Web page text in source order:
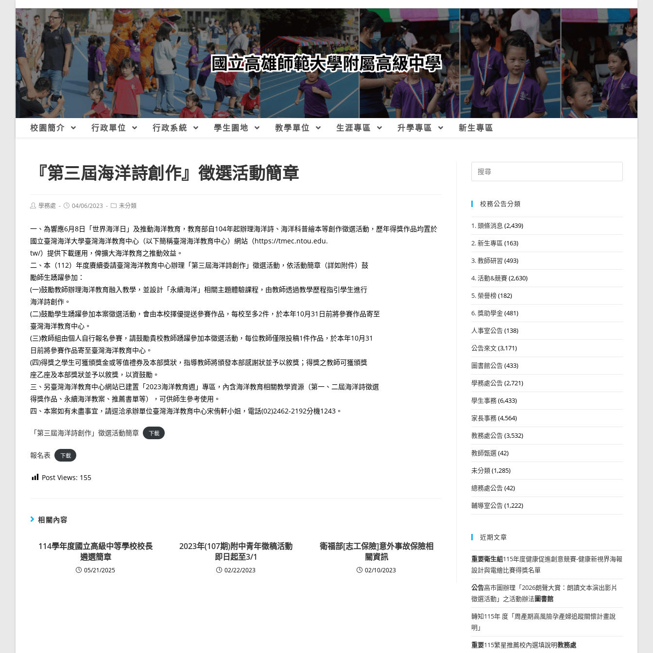
校園簡介 行政單位 行政系統 學生園地 教學單位 生涯專區 升學專區 新生專區
『第三屆海洋詩創作』徵選活動簡章
Post學務處
Post04/06/2023
Post未分類
一、為響應6月8日「世界海洋日」及推動海洋教育，教育部自104年起辦理海洋詩、海洋科普繪本等創作徵選活動，歷年得獎作品均置於
國立臺灣海洋大學臺灣海洋教育中心（以下簡稱臺灣海洋教育中心）網站（https://tmec.ntou.edu.
tw/）提供下載運用，俾擴大海洋教育之推動效益。
二、本（112）年度賡續委請臺灣海洋教育中心辦理「第三屆海洋詩創作」徵選活動，依活動簡章（詳如附件）鼓
勵師生踴躍參加：
(一)鼓勵教師辦理海洋教育融入教學，並設計「永續海洋」相關主題體驗課程，由教師透過教學歷程指引學生進行
海洋詩創作。
(二)鼓勵學生踴躍參加本案徵選活動，會由本校擇優提送參賽作品，每校至多2件，於本年10月31日前將參賽作品寄至
臺灣海洋教育中心。
(三)教師組由個人自行報名參賽，請鼓勵貴校教師踴躍參加本徵選活動，每位教師僅限投稿1件作品，於本年10月31
日前將參賽作品寄至臺灣海洋教育中心。
(四)得獎之學生可獲頒獎金或等值禮券及本部獎狀，指導教師將頒發本部感謝狀並予以敘獎；得獎之教師可獲頒獎
座乙座及本部獎狀並予以敘獎，以資鼓勵。
三、另臺灣海洋教育中心網站已建置「2023海洋教育週」專區，內含海洋教育相關教學資源（第一、二屆海洋詩徵選
得獎作品、永續海洋教案、推薦書單等），可供師生參考使用。
四、本案如有未盡事宜，請逕洽承辦單位臺灣海洋教育中心宋侑軒小姐，電話(02)2462-2192分機1243。
「第三屆海洋詩創作」徵選活動簡章 下載
報名表 下載
Post Views: 155
相關內容
114學年度國立高級中等學校校長
遴選簡章
05/21/2025
2023年(107期)附中青年徵稿活動
即日起至3/1
02/22/2023
衛福部[志工保險]意外事故保險相
關資訊
02/10/2023
Search
for:
校務公告分類
1. 頭條消息 (2,439)
2. 新生專區 (163)
3. 教師研習 (493)
4. 活動&競賽(2,630)
5. 榮譽榜(182)
6. 獎助學金(481)
人事室公告(138)
公告來文(3,171)
圖書館公告(433)
學務處公告(2,721)
學生事務(6,433)
家長事務(4,564)
教務處公告(3,532)
教師甄選(42)
未分類(1,285)
總務處公告(42)
輔導室公告(1,222)
近期文章
重要衛生組115年度健康促進創意競賽-健康新視界海報
設計與電繪比賽得獎名單
公告高市圖辦理「2026朗聲大賞：朗讀文本演出影片
徵選活動」之活動辦法圖書館
轉知115年 度「周產期高風險孕產婦追蹤關懷計畫說
明」
重要115繁星推薦校內選填說明教務處